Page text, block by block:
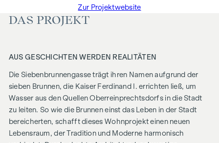
Zur Projektwebsite
DAS PROJEKT
AUS GESCHICHTEN WERDEN REALITÄTEN
Die Siebenbrunnengasse trägt ihren Namen aufgrund der
sieben Brunnen, die Kaiser Ferdinand I. errichten ließ, um
Wasser aus den Quellen Oberreinprechtsdorfs in die Stadt
zu leiten. So wie die Brunnen einst das Leben in der Stadt
bereicherten, schafft dieses Wohnprojekt einen neuen
Lebensraum, der Tradition und Moderne harmonisch